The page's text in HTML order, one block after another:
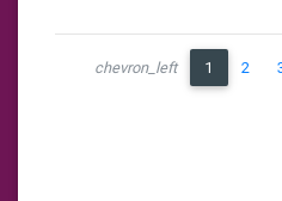
chevron_left 1 2